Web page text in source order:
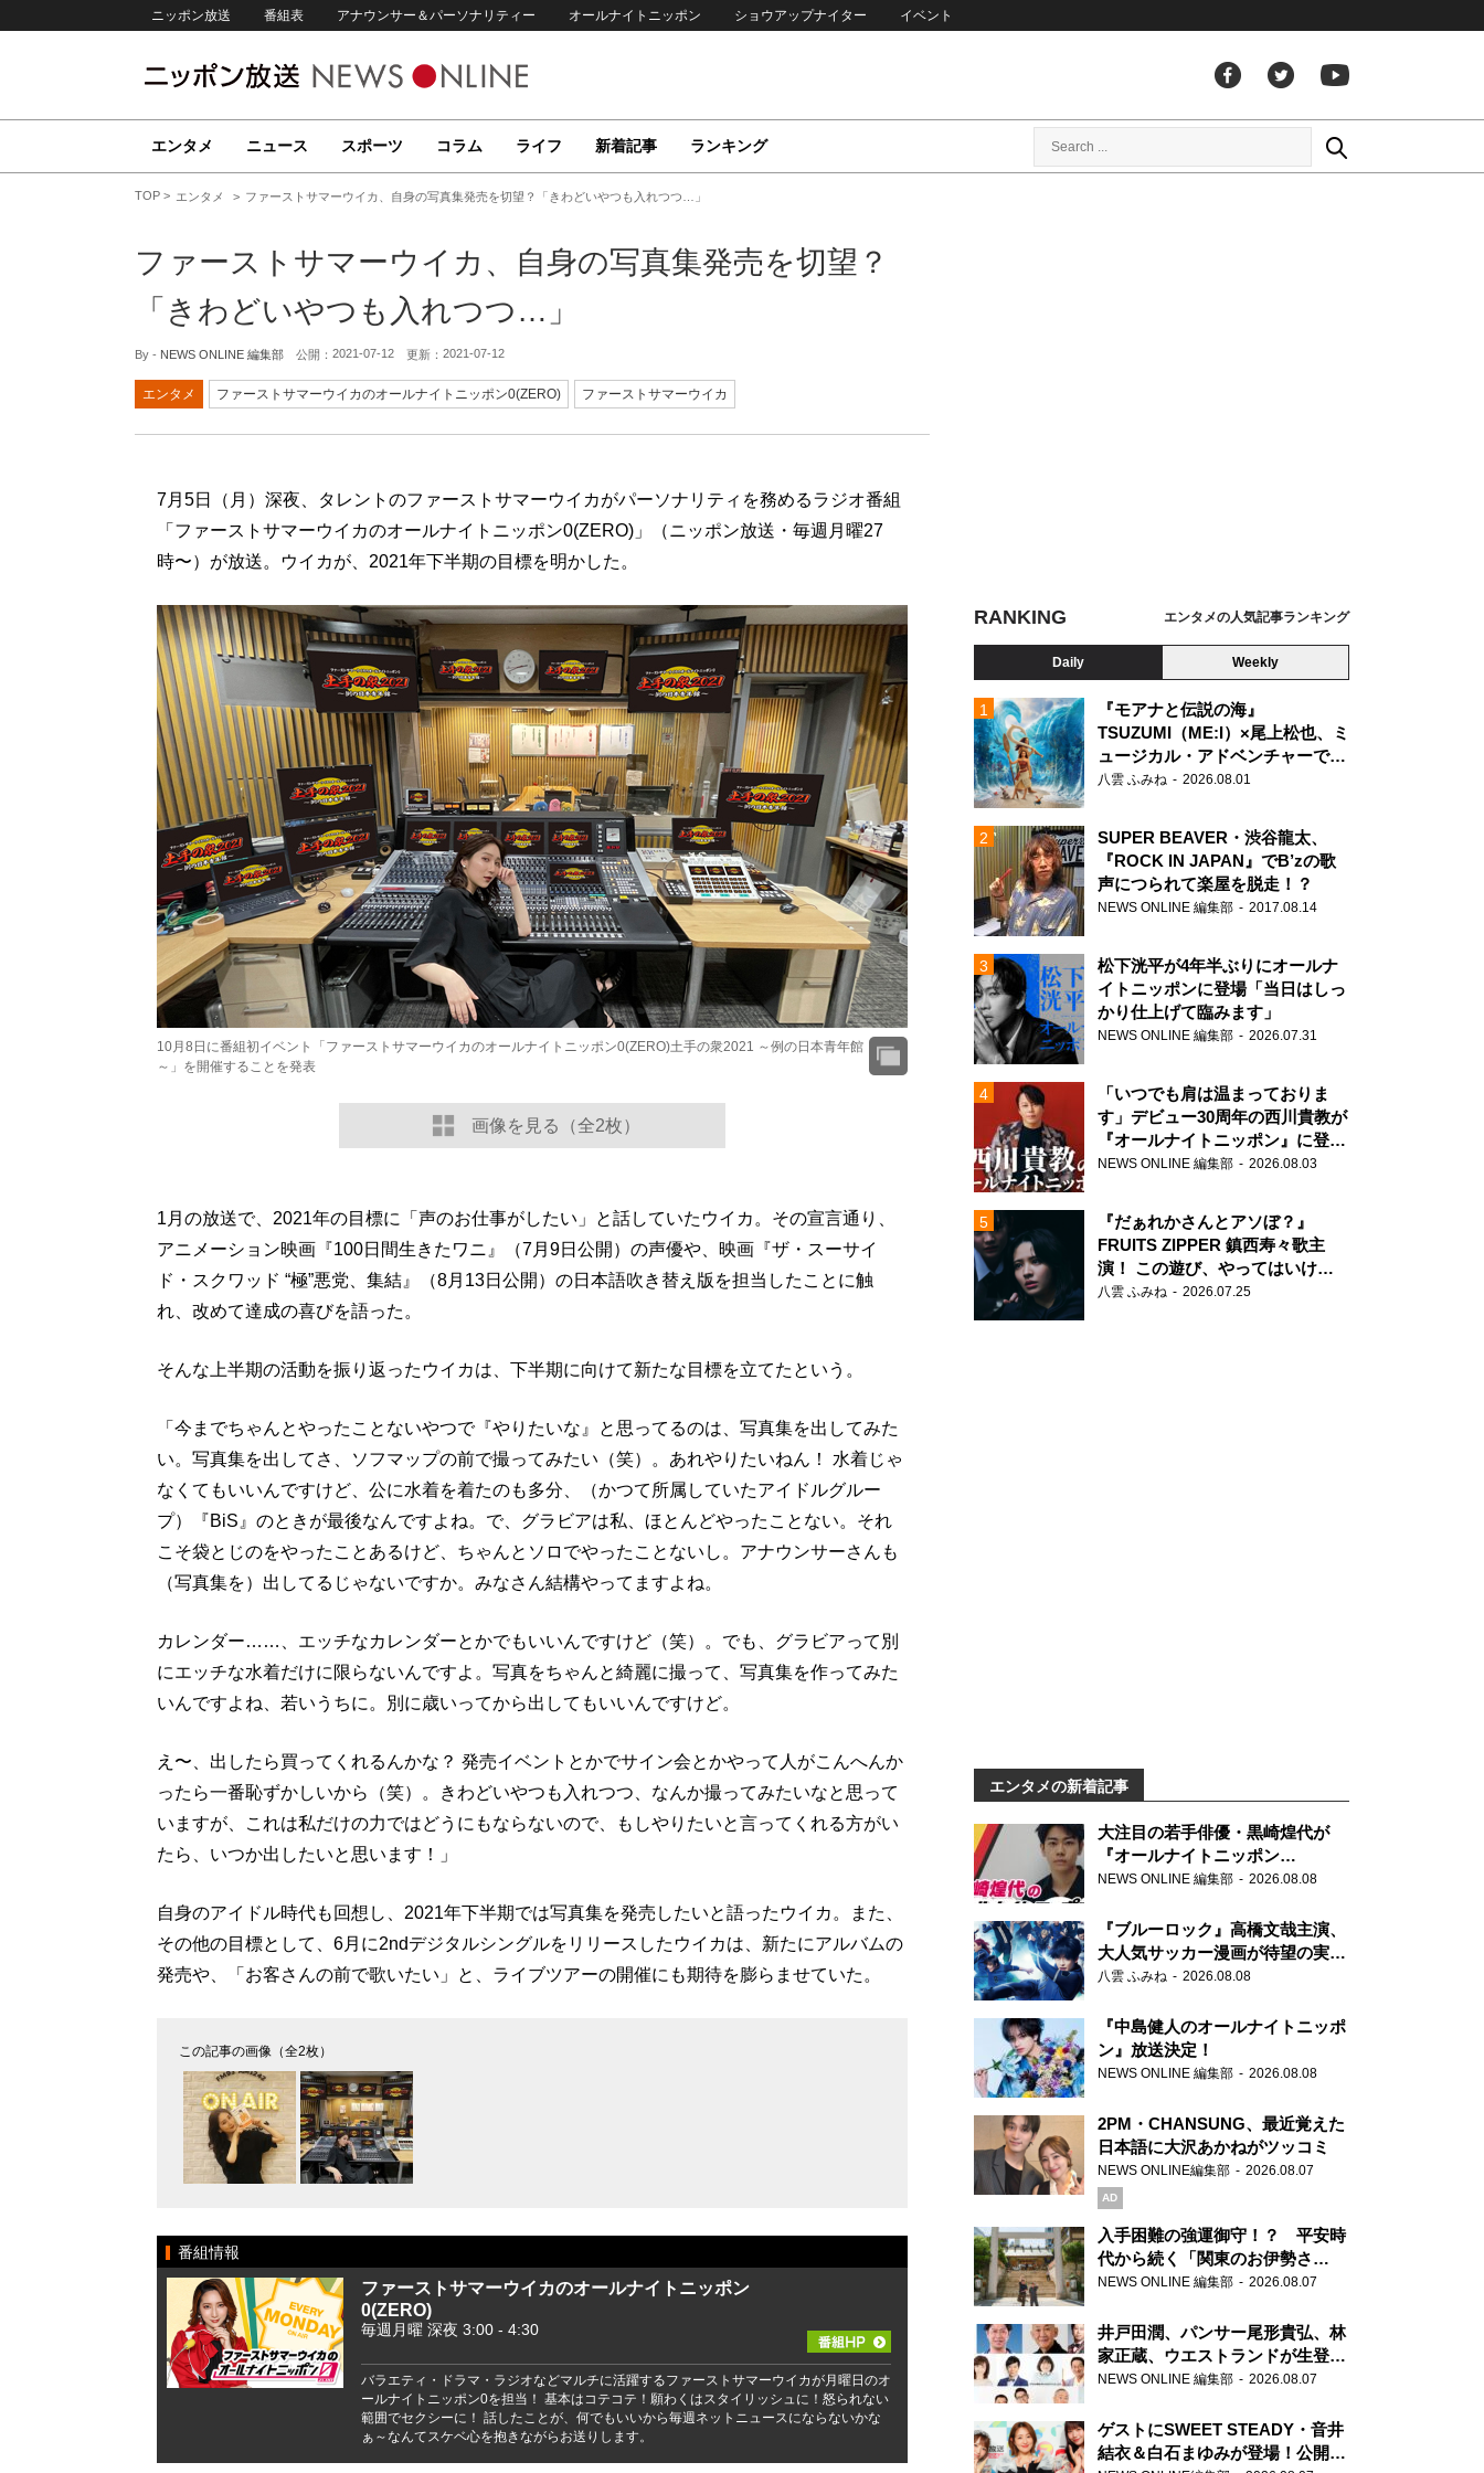
ニッポン放送 番組表 アナウンサー＆パーソナリティー オールナイトニッポン ショウアップナイター イベント
エンタメ ニュース スポーツ コラム ライフ 新着記事 ランキング
TOP エンタメ ファーストサマーウイカ、自身の写真集発売を切望？「きわどいやつも入れつつ…」
ファーストサマーウイカ、自身の写真集発売を切望？
「きわどいやつも入れつつ…」
By - NEWS ONLINE 編集部 公開： 2021-07-12 更新： 2021-07-12
エンタメ ファーストサマーウイカのオールナイトニッポン0(ZERO) ファーストサマーウイカ
7月5日（月）深夜、タレントのファーストサマーウイカがパーソナリティを務めるラジオ番組
「ファーストサマーウイカのオールナイトニッポン0(ZERO)」（ニッポン放送・毎週月曜27
時〜）が放送。ウイカが、2021年下半期の目標を明かした。
画像を見る（全2枚）
10月8日に番組初イベント「ファーストサマーウイカのオールナイトニッポン0(ZERO)土手の衆2021 ～例の日本青年館
～」を開催することを発表
1月の放送で、2021年の目標に「声のお仕事がしたい」と話していたウイカ。その宣言通り、
アニメーション映画『100日間生きたワニ』（7月9日公開）の声優や、映画『ザ・スーサイ
ド・スクワッド “極”悪党、集結』（8月13日公開）の日本語吹き替え版を担当したことに触
れ、改めて達成の喜びを語った。
そんな上半期の活動を振り返ったウイカは、下半期に向けて新たな目標を立てたという。
「今までちゃんとやったことないやつで『やりたいな』と思ってるのは、写真集を出してみた
い。写真集を出してさ、ソフマップの前で撮ってみたい（笑）。あれやりたいねん！ 水着じゃ
なくてもいいんですけど、公に水着を着たのも多分、（かつて所属していたアイドルグルー
プ）『BiS』のときが最後なんですよね。で、グラビアは私、ほとんどやったことない。それ
こそ袋とじのをやったことあるけど、ちゃんとソロでやったことないし。アナウンサーさんも
（写真集を）出してるじゃないですか。みなさん結構やってますよね。
カレンダー……、エッチなカレンダーとかでもいいんですけど（笑）。でも、グラビアって別
にエッチな水着だけに限らないんですよ。写真をちゃんと綺麗に撮って、写真集を作ってみた
いんですよね、若いうちに。別に歳いってから出してもいいんですけど。
え〜、出したら買ってくれるんかな？ 発売イベントとかでサイン会とかやって人がこんへんか
ったら一番恥ずかしいから（笑）。きわどいやつも入れつつ、なんか撮ってみたいなと思って
いますが、これは私だけの力ではどうにもならないので、もしやりたいと言ってくれる方がい
たら、いつか出したいと思います！」
自身のアイドル時代も回想し、2021年下半期では写真集を発売したいと語ったウイカ。また、
その他の目標として、6月に2ndデジタルシングルをリリースしたウイカは、新たにアルバムの
発売や、「お客さんの前で歌いたい」と、ライブツアーの開催にも期待を膨らませていた。
この記事の画像（全2枚）
番組情報
ファーストサマーウイカのオールナイトニッポン
0(ZERO)
毎週月曜 深夜 3:00 - 4:30
バラエティ・ドラマ・ラジオなどマルチに活躍するファーストサマーウイカが月曜日のオ
ールナイトニッポン0を担当！ 基本はコテコテ！願わくはスタイリッシュに！怒られない
範囲でセクシーに！ 話したことが、何でもいいから毎週ネットニュースにならないかな
ぁ～なんてスケベ心を抱きながらお送りします。
RANKING エンタメの人気記事ランキング
Daily Weekly
『モアナと伝説の海』
TSUZUMI（ME:I）×尾上松也、ミ
ュージカル・アドベンチャーで美
声を響かせる
八雲 ふみね 2026.08.01
SUPER BEAVER・渋谷龍太、
『ROCK IN JAPAN』でB’zの歌
声につられて楽屋を脱走！？
NEWS ONLINE 編集部 2017.08.14
松下洸平が4年半ぶりにオールナ
イトニッポンに登場「当日はしっ
かり仕上げて臨みます」
NEWS ONLINE 編集部 2026.07.31
「いつでも肩は温まっておりま
す」デビュー30周年の西川貴教が
『オールナイトニッポン』に登
場！
NEWS ONLINE 編集部 2026.08.03
『だぁれかさんとアソぼ？』
FRUITS ZIPPER 鎮西寿々歌主
演！ この遊び、やってはいけま
せん。
八雲 ふみね 2026.07.25
エンタメの新着記事
大注目の若手俳優・黒崎煌代が
『オールナイトニッポン
0(ZERO)』に初登場「今からとて
NEWS ONLINE 編集部 2026.08.08
『ブルーロック』高橋文哉主演、
大人気サッカー漫画が待望の実写
映画に
八雲 ふみね 2026.08.08
『中島健人のオールナイトニッポ
ン』放送決定！
NEWS ONLINE 編集部 2026.08.08
2PM・CHANSUNG、最近覚えた
日本語に大沢あかねがツッコミ
NEWS ONLINE編集部 2026.08.07
AD
入手困難の強運御守！？ 平安時
代から続く「関東のお伊勢さ
ま」、芝大神宮にてランパンプス
NEWS ONLINE 編集部 2026.08.07
井戸田潤、パンサー尾形貴弘、林
家正蔵、ウエストランドが生登
場！『ラジオビバリー昼ズ』
NEWS ONLINE 編集部 2026.08.07
ゲストにSWEET STEADY・音井
結衣＆白石まゆみが登場！公開収